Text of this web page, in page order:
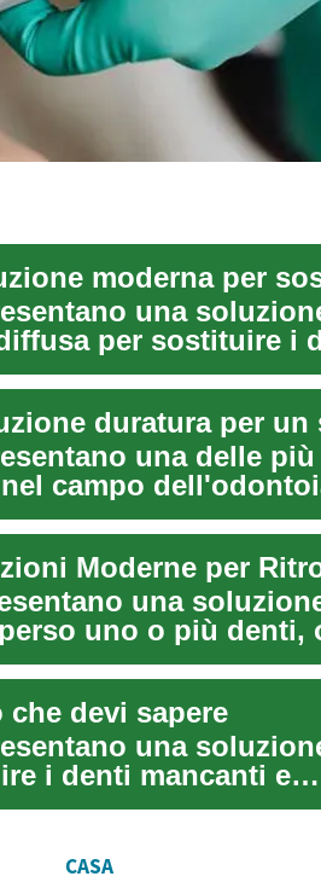
una
per sostituire i
una delle più
campo
una
uno o più denti,
devi sapere
una
i denti mancanti e
CASA